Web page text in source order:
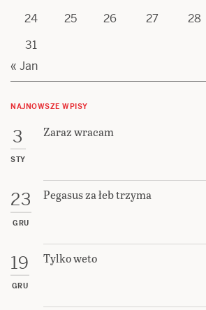
24
25 26 27 28
31
« Jan
NAJNOWSZE WPISY
3
STY
Zaraz wracam
23
GRU
Pegasus za łeb trzyma
19
GRU
Tylko weto